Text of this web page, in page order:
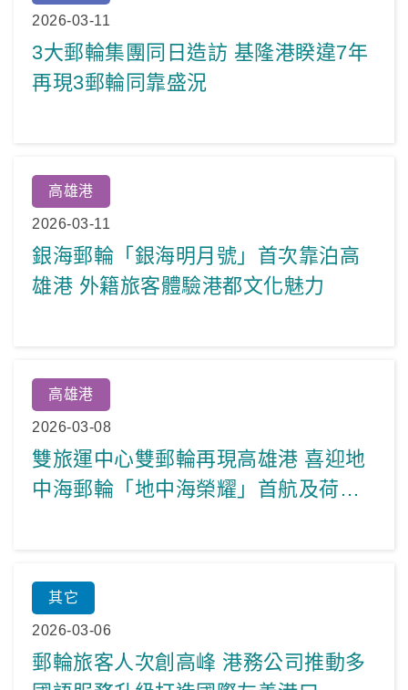
2026-03-11
3大郵輪集團同日造訪 基隆港睽違7年
再現3郵輪同靠盛況
高雄港
2026-03-11
銀海郵輪「銀海明月號」首次靠泊高
雄港 外籍旅客體驗港都文化魅力
高雄港
2026-03-08
雙旅運中心雙郵輪再現高雄港 喜迎地
中海郵輪「地中海榮耀」首航及荷美
其它
2026-03-06
郵輪旅客人次創高峰 港務公司推動多